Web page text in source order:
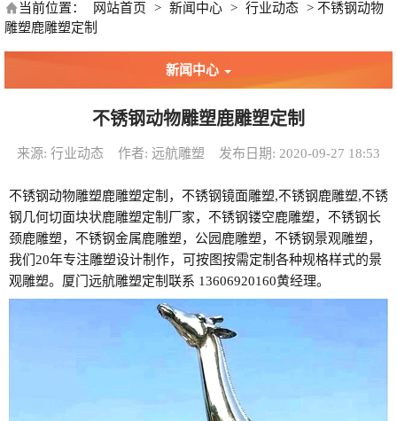
当前位置： 网站首页 > 新闻中心 > 行业动态 > 不锈钢动物
雕塑鹿雕塑定制
新闻中心
不锈钢动物雕塑鹿雕塑定制
来源: 行业动态 作者: 远航雕塑 发布日期: 2020-09-27 18:53
不锈钢动物雕塑鹿雕塑定制，不锈钢镜面雕塑,不锈钢鹿雕塑,不锈
钢几何切面块状鹿雕塑定制厂家，不锈钢镂空鹿雕塑，不锈钢长
颈鹿雕塑，不锈钢金属鹿雕塑，公园鹿雕塑，不锈钢景观雕塑，
我们20年专注雕塑设计制作，可按图按需定制各种规格样式的景
观雕塑。厦门远航雕塑定制联系 13606920160黄经理。